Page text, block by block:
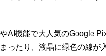
AI機能で大人気のGoogle
ったり、液晶に緑色の線